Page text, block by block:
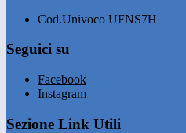
Cod.Univoco UFNS7H
Seguici su
Facebook
Instagram
Sezione Link Utili